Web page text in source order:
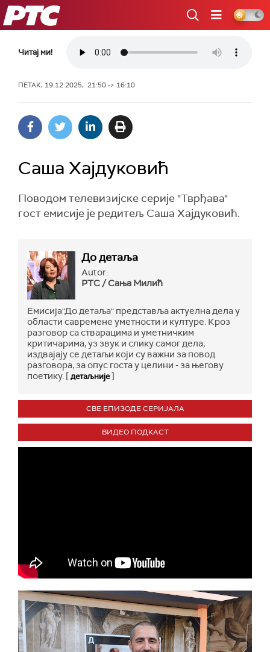
РТС
Читај ми!
ПЕТАК, 19.12.2025, 21:50 -> 16:10
Саша Хајдуковић
Поводом телевизијске серије "Тврђава"
гост емисије је редитељ Саша Хајдуковић.
До детаља
Autor:
РТС / Сања Милић
Емисија"До детаља" представља актуелна дела у
области савремене уметности и културе. Кроз
разговор са стварацима и уметничким
критичарима, уз звук и слику самог дела,
издвајају се детаљи који су важни за повод
разговора, за опус госта у целини - за његову
поетику. [детаљније]
СВЕ ЕПИЗОДЕ СЕРИЈАЛА
ВИДЕО ПОДКАСТ